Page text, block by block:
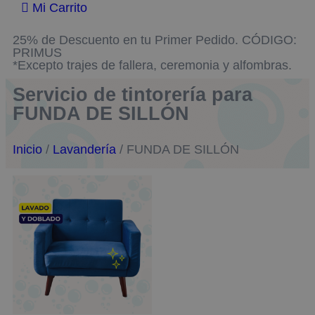
Mi Carrito
25% de Descuento en tu Primer Pedido. CÓDIGO:
PRIMUS
*Excepto trajes de fallera, ceremonia y alfombras.
Servicio de tintorería para
FUNDA DE SILLÓN
Inicio / Lavandería / FUNDA DE SILLÓN